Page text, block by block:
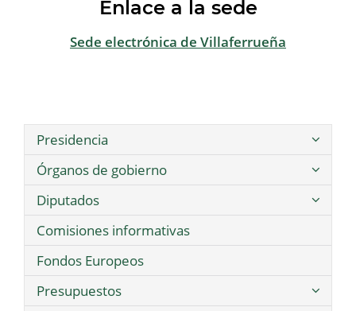
Enlace a la sede
Sede electrónica de Villaferrueña
Presidencia
Órganos de gobierno
Diputados
Comisiones informativas
Fondos Europeos
Presupuestos